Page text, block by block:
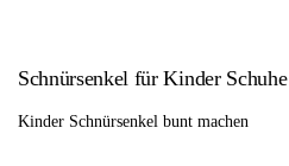
Schnürsenkel für Kinder Schuhe
Kinder Schnürsenkel bunt machen